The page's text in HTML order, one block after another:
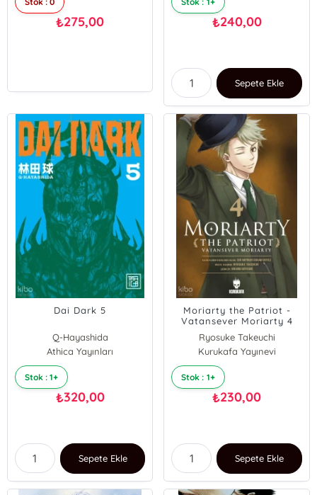
₺275,00 ₺240,00
Sepete Ekle
Dai Dark 5
Q-Hayashida
Athica Yayınları
Stok : 1+
₺320,00
Sepete Ekle
Moriarty the Patriot -
Vatansever Moriarty 4
Ryosuke Takeuchi
Kurukafa Yayınevi
Stok : 1+
₺230,00
Sepete Ekle